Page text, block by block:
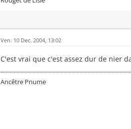
Ven. 10 Dec. 2004, 13:02
C'est vrai que c'est assez dur de nier
Ancêtre Pnume